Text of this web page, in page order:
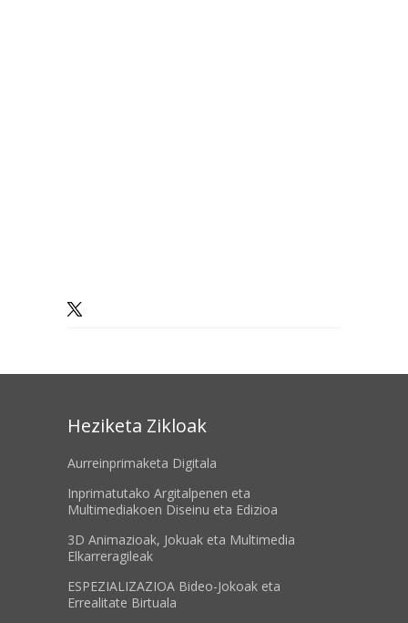
Heziketa Zikloak
Aurreinprimaketa Digitala
Inprimatutako Argitalpenen eta
Multimediakoen Diseinu eta Edizioa
3D Animazioak, Jokuak eta Multimedia
Elkarreragileak
ESPEZIALIZAZIOA Bideo-Jokoak eta
Errealitate Birtuala